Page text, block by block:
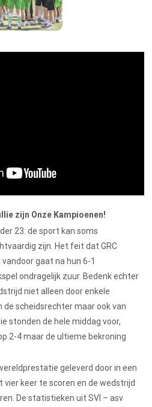
zijn Onze Kampioenen!
23: de sport kan soms
zijn. Het feit dat GRC
gaat na hun 6-1
ondragelijk zuur. Bedenk echter
niet alleen door enkele
de scheidsrechter maar ook van
stonden de hele middag voor,
2-4 maar de ultieme bekroning
geleverd door in een
keer te scoren en de wedstrijd
De statistieken uit SVI – asv